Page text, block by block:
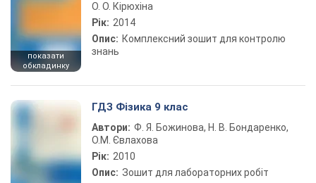
показати
обкладинку
О. О. Кірюхіна
Рік: 2014
Опис: Комплексний зошит для контролю
знань
ГДЗ Фізика 9 клас
Автори: Ф. Я. Божинова, Н. В. Бондаренко,
О.М. Євлахова
Рік: 2010
Опис: Зошит для лабораторних робіт